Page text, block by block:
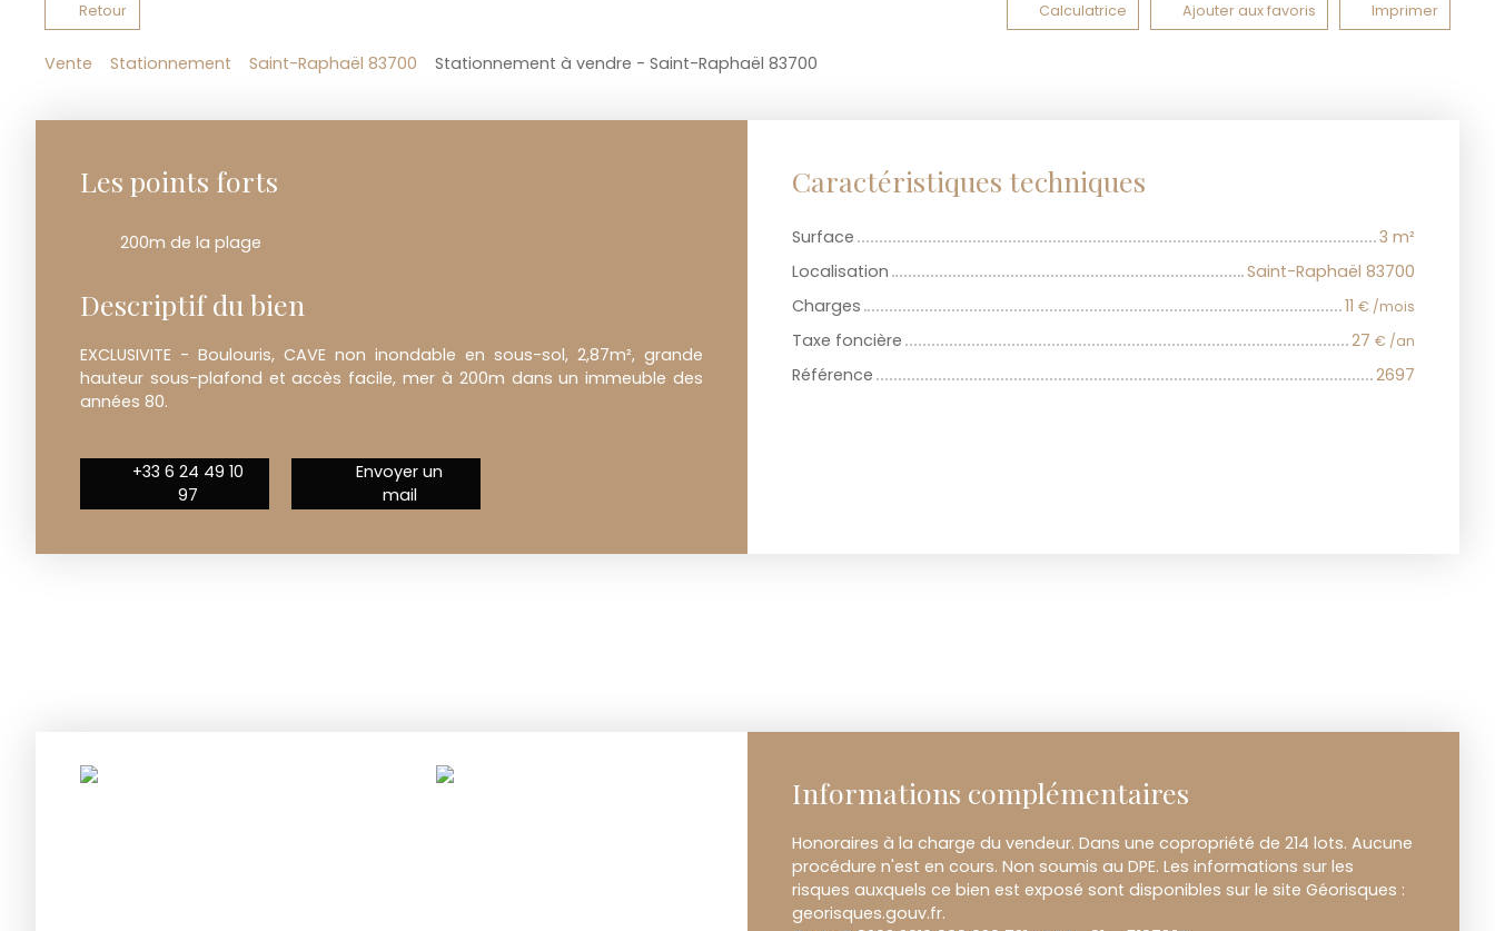
Retour Calculatrice Ajouter aux favoris Imprimer
Vente Stationnement Saint-Raphaël 83700 Stationnement à vendre - Saint-Raphaël 83700
Les points forts
200m de la plage
Descriptif du bien
EXCLUSIVITE - Boulouris, CAVE non inondable en sous-sol, 2,87m², grande
hauteur sous-plafond et accès facile, mer à 200m dans un immeuble des
années 80.
+33 6 24 49 10
97
Envoyer un
mail
Caractéristiques techniques
Surface 3 m²
Localisation
Saint-Raphaël 83700
Charges
11 € /mois
Taxe foncière 27 € /an
Référence 2697
Informations complémentaires
Honoraires à la charge du vendeur. Dans une copropriété de 214 lots. Aucune
procédure n'est en cours. Non soumis au DPE. Les informations sur les
risques auxquels ce bien est exposé sont disponibles sur le site Géorisques :
georisques.gouv.fr.